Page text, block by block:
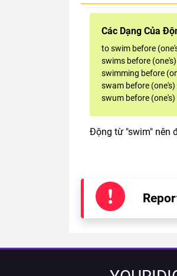
Các Dạng Của
to swim before
swims before
swimming before
swam before (one's)
swum before (one's)
Động từ "swim" nên